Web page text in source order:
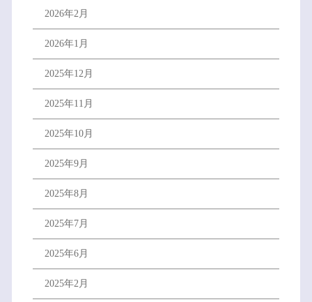
2026年2月
2026年1月
2025年12月
2025年11月
2025年10月
2025年9月
2025年8月
2025年7月
2025年6月
2025年2月